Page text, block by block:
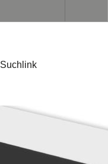
Suchlink